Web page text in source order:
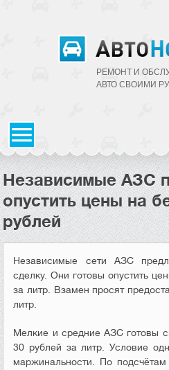
РЕМОНТ И
АВТО CВОИМИ
Независимые АЗС
опустить цены на
рублей
Независимые сети АЗС
сделку. Они готовы опустить
за литр. Взамен просят
литр.
Мелкие и средние АЗС готовы
30 рублей за литр. Условие
маржинальности. По